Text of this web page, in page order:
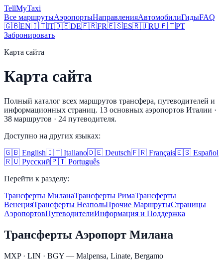
TellMyTaxi
Все маршрутыАэропортыНаправленияАвтомобилиГидыFAQ
🇬🇧EN🇮🇹IT🇩🇪DE🇫🇷FR🇪🇸ES🇷🇺RU🇵🇹PT
Забронировать
Карта сайта
Карта сайта
Полный каталог всех маршрутов трансфера, путеводителей и
информационных страниц. 13 основных аэропортов Италии ·
38 маршрутов · 24 путеводителя.
Доступно на других языках:
🇬🇧 English🇮🇹 Italiano🇩🇪 Deutsch🇫🇷 Français🇪🇸 Español
🇷🇺 Русский🇵🇹 Português
Перейти к разделу:
Трансферты МиланаТрансферты РимаТрансферты
ВенецияТрансферты НеапольПрочие МаршрутыСтраницы
АэропортовПутеводителиИнформация и Поддержка
Трансферты Аэропорт Милана
MXP · LIN · BGY — Malpensa, Linate, Bergamo